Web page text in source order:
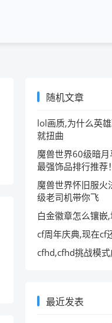
随机文章
lol画质,为什么英
就扭曲
魔兽世界60级暗月
最强饰品排行推荐！
魔兽世界怀旧服火
级老司机带你飞
白金徽章怎么镶嵌
cf周年庆典,现在cf
cfhd,cfhd挑战模
最近发表